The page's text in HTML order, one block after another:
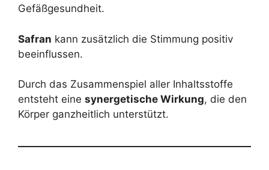
Gefäßgesundheit.
Safran kann zusätzlich die Stimmung positiv
beeinflussen.
Durch das Zusammenspiel aller Inhaltsstoffe
entsteht eine synergetische Wirkung, die den
Körper ganzheitlich unterstützt.